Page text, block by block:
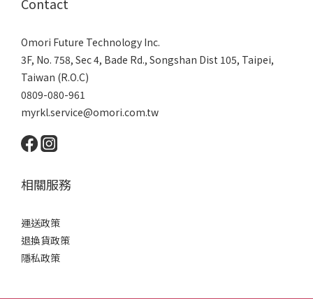
Contact
Omori Future Technology Inc.
3F, No. 758, Sec 4, Bade Rd., Songshan Dist 105, Taipei,
Taiwan (R.O.C)
0809-080-961
myrkl.service@omori.com.tw
相關服務
運送政策
退換貨政策
隱私政策